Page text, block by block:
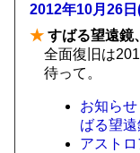
2012年10月26日
★ すばる望遠鏡
全面復旧は
待って。
お知ら
ばる望遠
アスト